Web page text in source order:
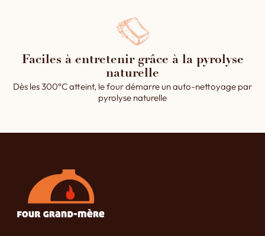
Faciles à entretenir grâce à la pyrolyse
naturelle
Dès les 300°C atteint, le four démarre un auto-nettoyage par
pyrolyse naturelle